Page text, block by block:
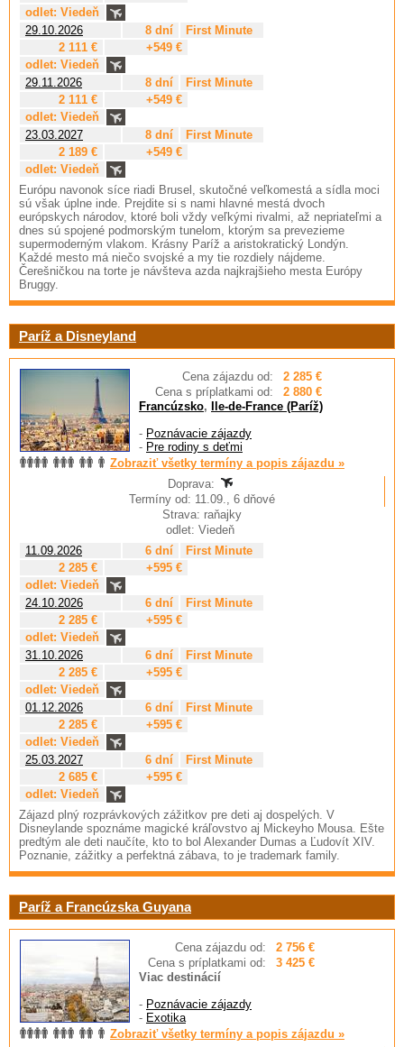
odlet: Viedeň
29.10.2026
8 dní
First Minute
2 111 €
+549 €
odlet: Viedeň
29.11.2026
8 dní
First Minute
2 111 €
+549 €
odlet: Viedeň
23.03.2027
8 dní
First Minute
2 189 €
+549 €
odlet: Viedeň
Európu navonok síce riadi Brusel, skutočné veľkomestá a sídla moci
sú však úplne inde. Prejdite si s nami hlavné mestá dvoch
európskych národov, ktoré boli vždy veľkými rivalmi, až nepriateľmi a
dnes sú spojené podmorským tunelom, ktorým sa prevezieme
supermoderným vlakom. Krásny Paríž a aristokratický Londýn.
Každé mesto má niečo svojské a my tie rozdiely nájdeme.
Čerešničkou na torte je návšteva azda najkrajšieho mesta Európy
Bruggy.
Paríž a Disneyland
Cena zájazdu od:
2 285 €
Cena s príplatkami od:
2 880 €
Francúzsko,
Ile-de-France (Paríž)
- Poznávacie zájazdy
- Pre rodiny s deťmi
Zobraziť všetky termíny a popis zájazdu »
Doprava:
Termíny od: 11.09., 6 dňové
Strava: raňajky
odlet: Viedeň
11.09.2026
6 dní
First Minute
2 285 €
+595 €
odlet: Viedeň
24.10.2026
6 dní
First Minute
2 285 €
+595 €
odlet: Viedeň
31.10.2026
6 dní
First Minute
2 285 €
+595 €
odlet: Viedeň
01.12.2026
6 dní
First Minute
2 285 €
+595 €
odlet: Viedeň
25.03.2027
6 dní
First Minute
2 685 €
+595 €
odlet: Viedeň
Zájazd plný rozprávkových zážitkov pre deti aj dospelých. V
Disneylande spoznáme magické kráľovstvo aj Mickeyho Mousa. Ešte
predtým ale deti naučíte, kto to bol Alexander Dumas a Ľudovít XIV.
Poznanie, zážitky a perfektná zábava, to je trademark family.
Paríž a Francúzska Guyana
Cena zájazdu od:
2 756 €
Cena s príplatkami od:
3 425 €
Viac destinácií
- Poznávacie zájazdy
- Exotika
Zobraziť všetky termíny a popis zájazdu »